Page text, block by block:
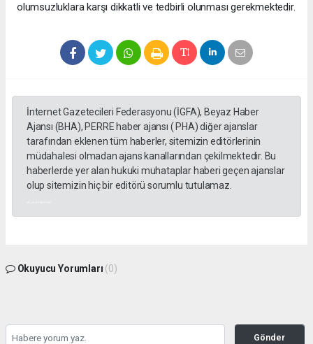
olumsuzluklara karşı dikkatli ve tedbirli olunması gerekmektedir.
İnternet Gazetecileri Federasyonu (İGFA), Beyaz Haber
Ajansı (BHA), PERRE haber ajansı ( PHA) diğer ajanslar
tarafından eklenen tüm haberler, sitemizin editörlerinin
müdahalesi olmadan ajans kanallarından çekilmektedir. Bu
haberlerde yer alan hukuki muhataplar haberi geçen ajanslar
olup sitemizin hiç bir editörü sorumlu tutulamaz.
Okuyucu Yorumları (0)
Gönder